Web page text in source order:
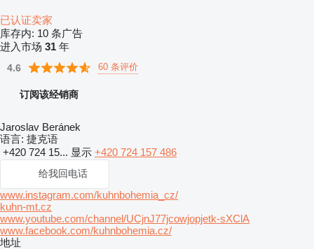
已认证卖家
库存内: 10 条广告
进入市场 31 年
4.6 60 条评价
订阅该经销商
Jaroslav Beránek
语言: 捷克语
+420 724 15... 显示 +420 724 157 486
给我回电话
www.instagram.com/kuhnbohemia_cz/
kuhn-mt.cz
www.youtube.com/channel/UCjnJ77jcowjopjetk-sXClA
www.facebook.com/kuhnbohemia.cz/
地址